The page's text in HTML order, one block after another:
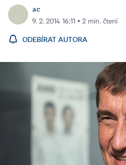
ac
9. 2. 2014 16:11 ▪ 2 min. čtení
ODEBÍRAT AUTORA